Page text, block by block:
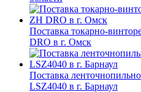
Поставка токарно-
DRO в г. Омск
Поставка
LSZ4040 в г. Барнаул